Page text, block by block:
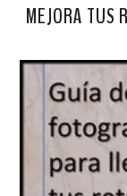
MEJORA TUS